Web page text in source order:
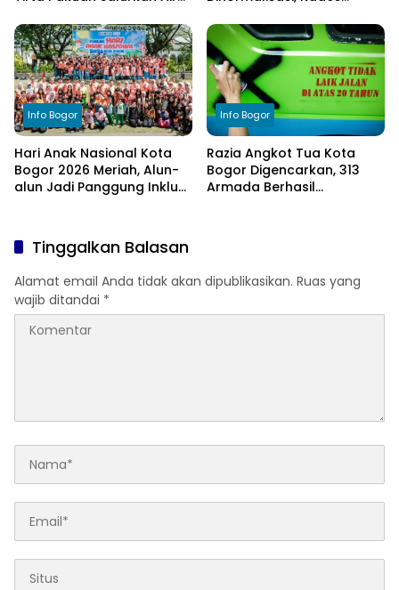
Terdampak Kekeringan
kepada Bupati Bogor
Info Bogor
Hari Anak Nasional Kota
Bogor 2026 Meriah, Alun-
alun Jadi Panggung Inklusi
Info Bogor
Razia Angkot Tua Kota
Bogor Digencarkan, 313
Armada Berhasil
Tinggalkan Balasan
Alamat email Anda tidak akan dipublikasikan. Ruas yang
wajib ditandai *